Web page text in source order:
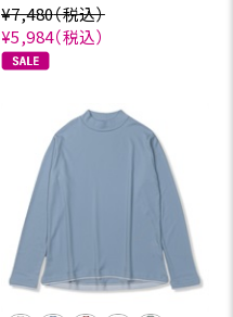
¥7,480（税込）
¥5,984（税込）